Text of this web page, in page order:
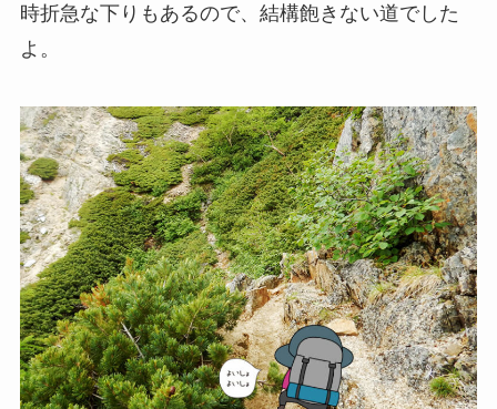
時折急な下りもあるので、結構飽きない道でした
よ。